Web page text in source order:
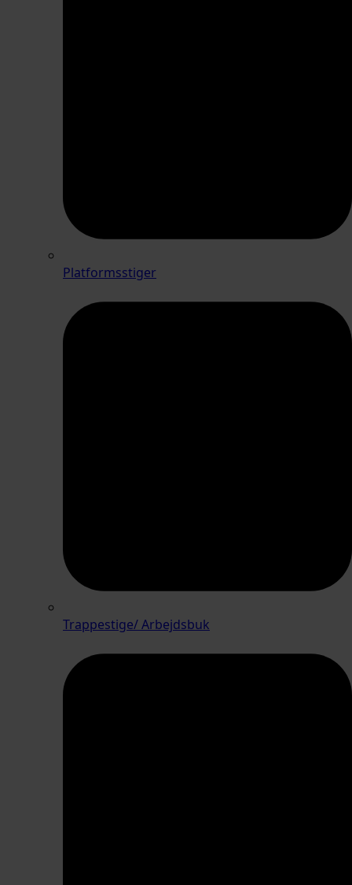
Platformsstiger
Trappestige/ Arbejdsbuk